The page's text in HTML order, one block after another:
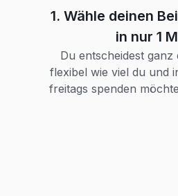
1. Wähle deinen
in nur 1
Du entscheidest ganz
flexibel wie viel du und
freitags spenden